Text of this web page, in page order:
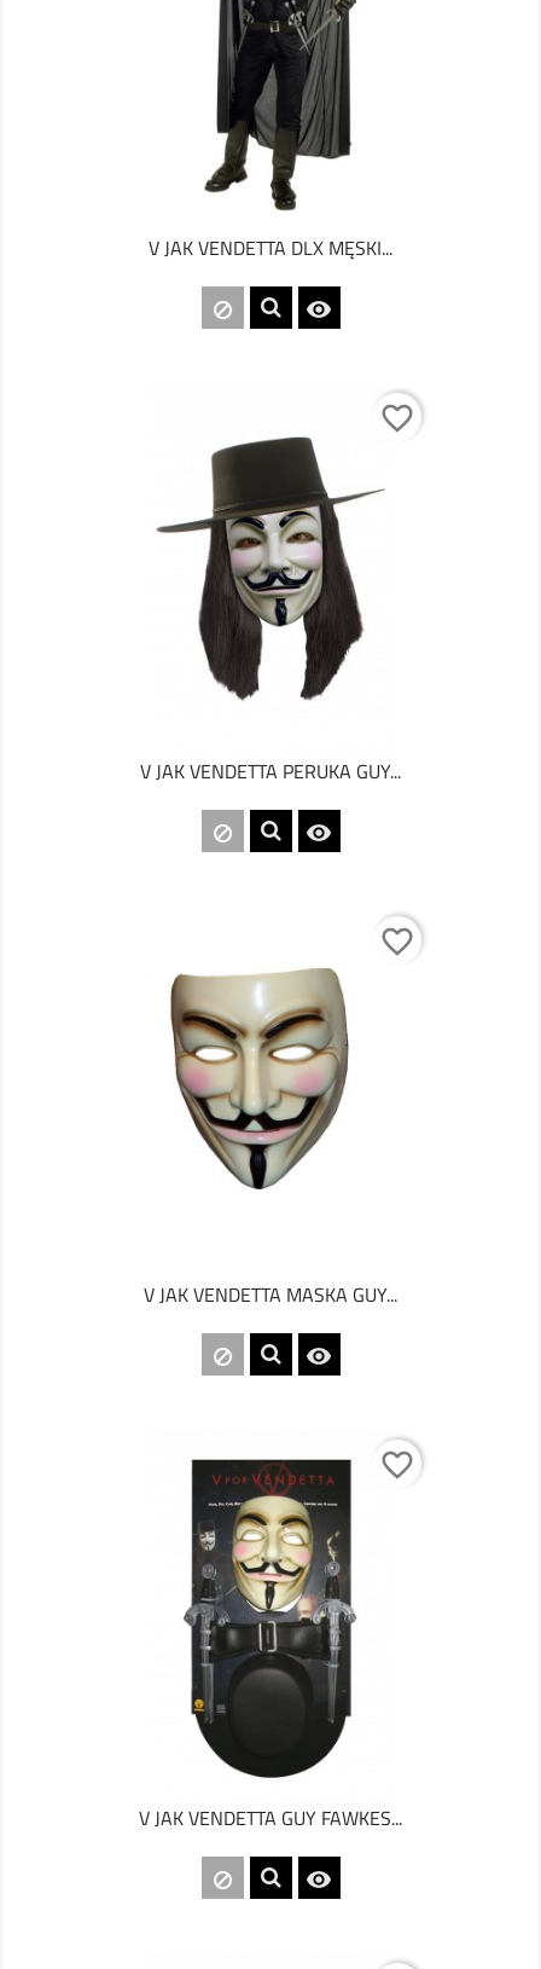
V JAK VENDETTA DLX MĘSKI...

favorite_border
V JAK VENDETTA PERUKA GUY...

favorite_border
V JAK VENDETTA MASKA GUY...

favorite_border
V JAK VENDETTA GUY FAWKES...
